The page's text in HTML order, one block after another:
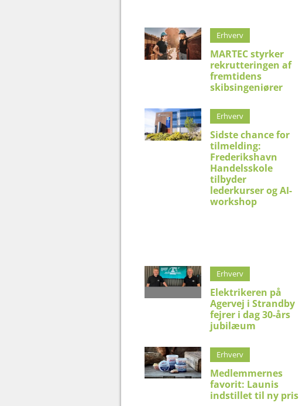
Erhverv
MARTEC styrker
rekrutteringen af
fremtidens
skibsingeniører
Erhverv
Sidste chance for
tilmelding:
Frederikshavn
Handelsskole
tilbyder
lederkurser og AI-
workshop
Erhverv
Elektrikeren på
Agervej i Strandby
fejrer i dag 30-års
jubilæum
Erhverv
Medlemmernes
favorit: Launis
indstillet til ny pris